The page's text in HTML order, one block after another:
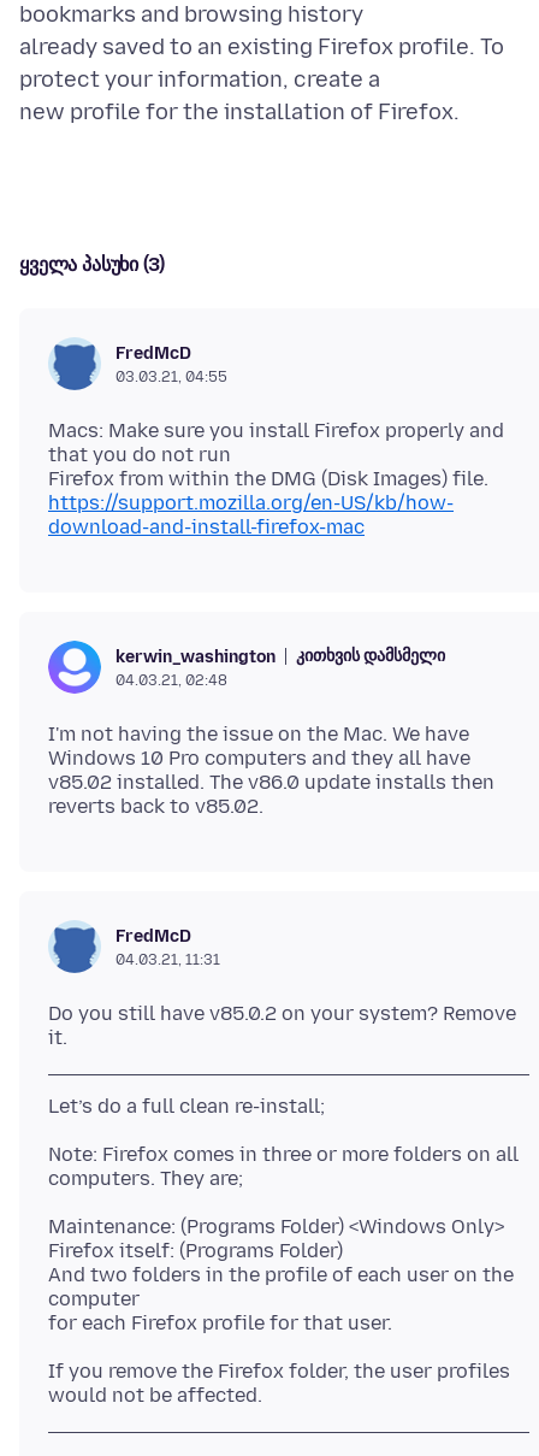
bookmarks and browsing history
already saved to an existing Firefox profile. To
protect your information, create a
ყველა პასუხი (3)
FredMcD
03.03.21, 04:55
Macs: Make sure you install Firefox properly and
that you do not run
https://support.mozilla.org/en-US/kb/how-
download-and-install-firefox-mac
kerwin_washington კითხვის დამსმელი
04.03.21, 02:48
I'm not having the issue on the Mac. We have
Windows 10 Pro computers and they all have
v85.02 installed. The v86.0 update installs then
FredMcD
04.03.21, 11:31
Do you still have v85.0.2 on your system? Remove
Note: Firefox comes in three or more folders on all
Maintenance: (Programs Folder) <Windows Only>
Firefox itself: (Programs Folder)
And two folders in the profile of each user on the
computer
If you remove the Firefox folder, the user profiles